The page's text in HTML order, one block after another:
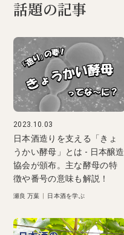
話題の記事
2023.10.03
日本酒造りを支える「きょ
うかい酵母」とは - 日本醸造
協会が頒布。主な酵母の特
徴や番号の意味も解説！
瀬良 万葉 日本酒を学ぶ